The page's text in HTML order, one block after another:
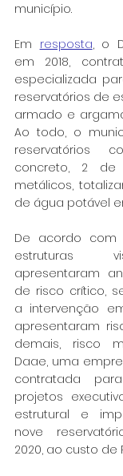
município.
Em resposta, o
em 2018,
especializada
reservatórios de
armado e
Ao todo, o
reservatórios
concreto, 2
metálicos,
de água potável
De acordo com
estruturas
apresentaram
de risco crítico,
a intervenção
apresentaram
demais, risco
Daae, uma
contratada
projetos
estrutural e
nove
2020, ao custo de